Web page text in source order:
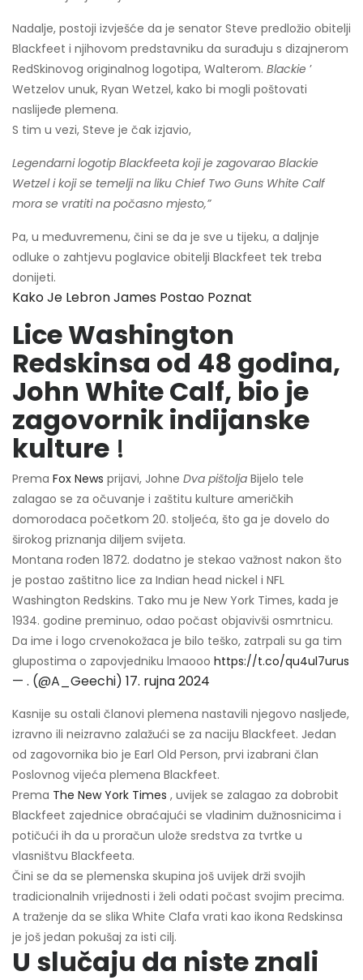
Nadalje, postoji izvješće da je senator Steve predložio obitelji
Blackfeet i njihovom predstavniku da surađuju s dizajnerom
RedSkinovog originalnog logotipa, Walterom. Blackie ’
Wetzelov unuk, Ryan Wetzel, kako bi mogli poštovati
naslijeđe plemena.
S tim u vezi, Steve je čak izjavio,
Legendarni logotip Blackfeeta koji je zagovarao Blackie
Wetzel i koji se temelji na liku Chief Two Guns White Calf
mora se vratiti na počasno mjesto,”
Pa, u međuvremenu, čini se da je sve u tijeku, a daljnje
odluke o zahtjevu poglavice obitelji Blackfeet tek treba
donijeti.
Kako Je Lebron James Postao Poznat
Lice Washington
Redskinsa od 48 godina,
John White Calf, bio je
zagovornik indijanske
kulture !
Prema Fox News prijavi, Johne Dva pištolja Bijelo tele
zalagao se za očuvanje i zaštitu kulture američkih
domorodaca početkom 20. stoljeća, što ga je dovelo do
širokog priznanja diljem svijeta.
Montana rođen 1872. dodatno je stekao važnost nakon što
je postao zaštitno lice za Indian head nickel i NFL
Washington Redskins. Tako mu je New York Times, kada je
1934. godine preminuo, odao počast objavivši osmrtnicu.
Da ime i logo crvenokožaca je bilo teško, zatrpali su ga tim
glupostima o zapovjedniku lmaooo https://t.co/qu4ul7urus
— . (@A_Geechi) 17. rujna 2024
Kasnije su ostali članovi plemena nastavili njegovo nasljeđe,
izravno ili neizravno zalažući se za naciju Blackfeet. Jedan
od zagovornika bio je Earl Old Person, prvi izabrani član
Poslovnog vijeća plemena Blackfeet.
Prema The New York Times , uvijek se zalagao za dobrobit
Blackfeet zajednice obraćajući se vladinim dužnosnicima i
potičući ih da u proračun ulože sredstva za tvrtke u
vlasništvu Blackfeeta.
Čini se da se plemenska skupina još uvijek drži svojih
tradicionalnih vrijednosti i želi odati počast svojim precima.
A traženje da se slika White Clafa vrati kao ikona Redskinsa
je još jedan pokušaj za isti cilj.
U slučaju da niste znali